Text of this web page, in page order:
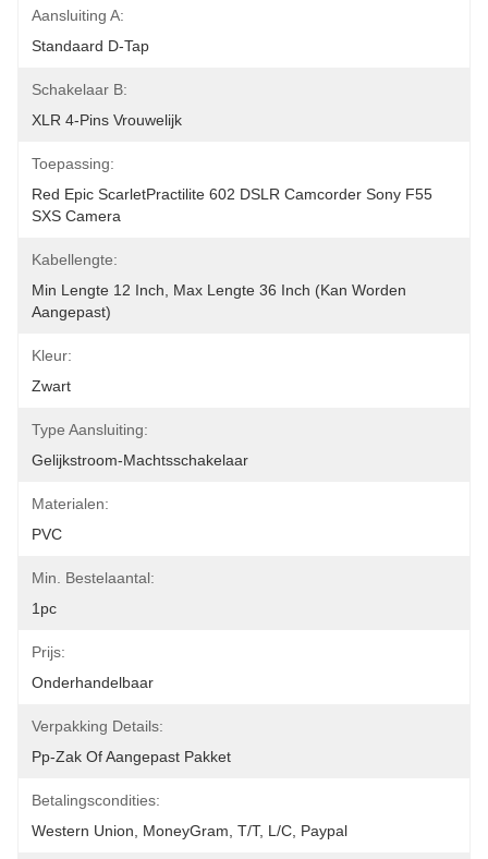
Aansluiting A:
Standaard D-Tap
Schakelaar B:
XLR 4-Pins Vrouwelijk
Toepassing:
Red Epic ScarletPractilite 602 DSLR Camcorder Sony F55
SXS Camera
Kabellengte:
Min Lengte 12 Inch, Max Lengte 36 Inch (kan Worden
Aangepast)
Kleur:
Zwart
Type Aansluiting:
Gelijkstroom-Machtsschakelaar
Materialen:
PVC
Min. Bestelaantal:
1pc
Prijs:
Onderhandelbaar
Verpakking Details:
Pp-Zak Of Aangepast Pakket
Betalingscondities:
Western Union, MoneyGram, T/T, L/C, Paypal